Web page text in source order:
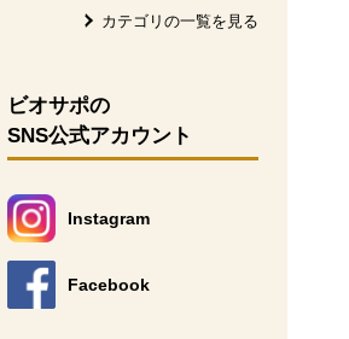
カテゴリの一覧を見る
ビオサポの
SNS公式アカウント
Instagram
別のウィンドウで開きます。
Facebook
別のウィンドウで開きます。